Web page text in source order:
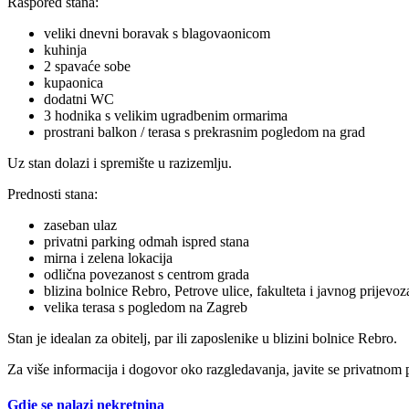
veliki dnevni boravak s blagovaonicom
kuhinja
2 spavaće sobe
kupaonica
dodatni WC
3 hodnika s velikim ugradbenim ormarima
prostrani balkon / terasa s prekrasnim pogledom na grad
Uz stan dolazi i spremište u razizemlju.
Prednosti stana:
zaseban ulaz
privatni parking odmah ispred stana
mirna i zelena lokacija
odlična povezanost s centrom grada
blizina bolnice Rebro, Petrove ulice, fakulteta i javnog
velika terasa s pogledom na Zagreb
Stan je idealan za obitelj, par ili zaposlenike u blizini bolnice Rebro.
Za više informacija i dogovor oko razgledavanja, javite se privatnom
Gdje se nalazi nekretnina